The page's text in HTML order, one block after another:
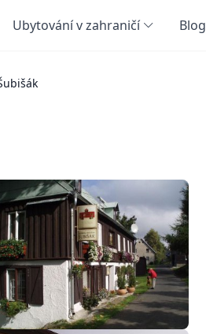
Ubytování v zahraničí Blog